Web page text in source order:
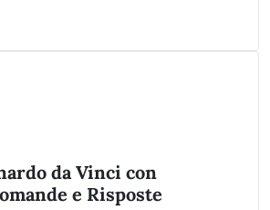
da Vinci con
e Risposte